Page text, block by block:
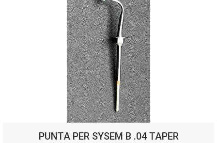
PUNTA PER SYSEM B .04 TAPER